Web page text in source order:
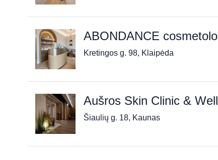
ABONDANCE
Kretingos g. 98, Klaipėda
Aušros Skin Clinic &
Šiaulių g. 18, Kaunas